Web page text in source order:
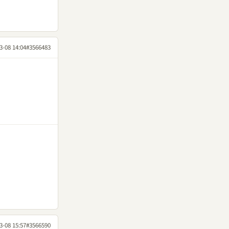
08 14:04#3566483
08 15:57#3566590